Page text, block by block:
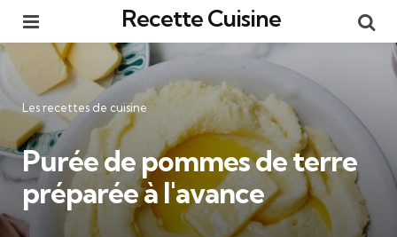
Recette Cuisine
Catégories
Les recettes de cuisine
Purée de pommes de terre
préparée à l'avance